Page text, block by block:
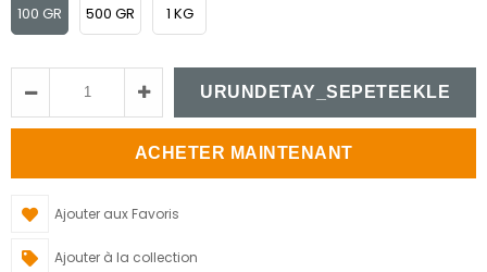
100 GR 500 GR 1 KG
Ajouter aux Favoris
Ajouter à la collection